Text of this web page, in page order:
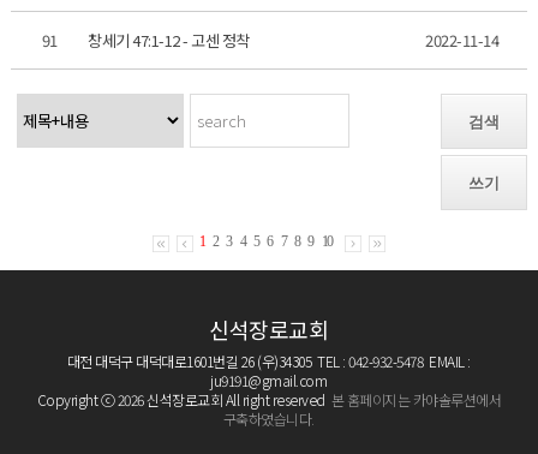
91 창세기 47:1-12 - 고센 정착 2022-11-14
검색
쓰기
1 2 3 4 5 6 7 8 9 10
신석장로교회
대전 대덕구 대덕대로1601번길 26 (우)34305 TEL : 042-932-5478 EMAIL :
ju9191@gmail.com
Copyright ⓒ 2026 신석장로교회 All right reserved 본 홈페이지는 카야솔루션에서
구축하였습니다.